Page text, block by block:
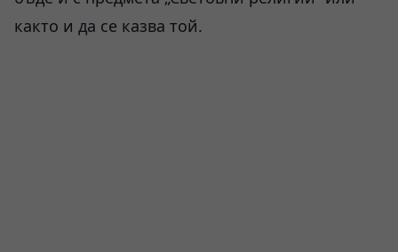
както и да се казва той.